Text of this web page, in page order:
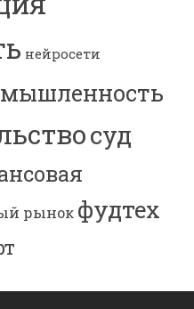
нейросети
суд
рынок фудтех